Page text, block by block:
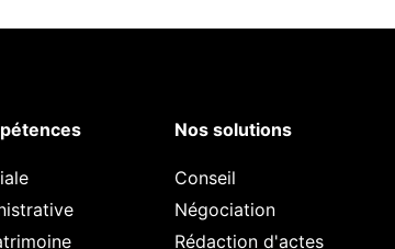
Nos solutions
Conseil
Négociation
Rédaction d'actes